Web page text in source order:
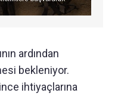
ardından
bekleniyor.
ihtiyaçlarına